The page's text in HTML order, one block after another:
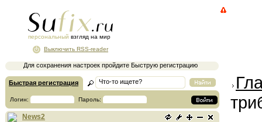
персональный взгляд на мир
Для сохранения настроек пройдите Быструю регистрацию
Выключить RSS-reader
Быстрая регистрация
Логин: Пароль:
News2